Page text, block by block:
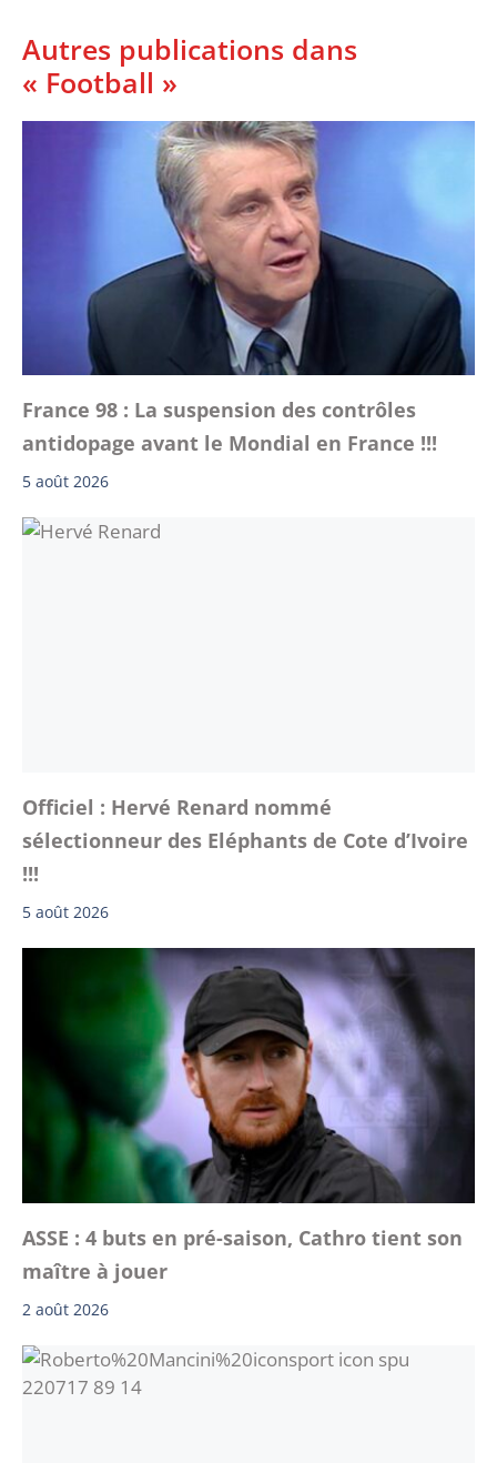
Autres publications dans
« Football »
France 98 : La suspension des contrôles
antidopage avant le Mondial en France !!!
5 août 2026
Officiel : Hervé Renard nommé
sélectionneur des Eléphants de Cote d’Ivoire
!!!
5 août 2026
ASSE : 4 buts en pré-saison, Cathro tient son
maître à jouer
2 août 2026